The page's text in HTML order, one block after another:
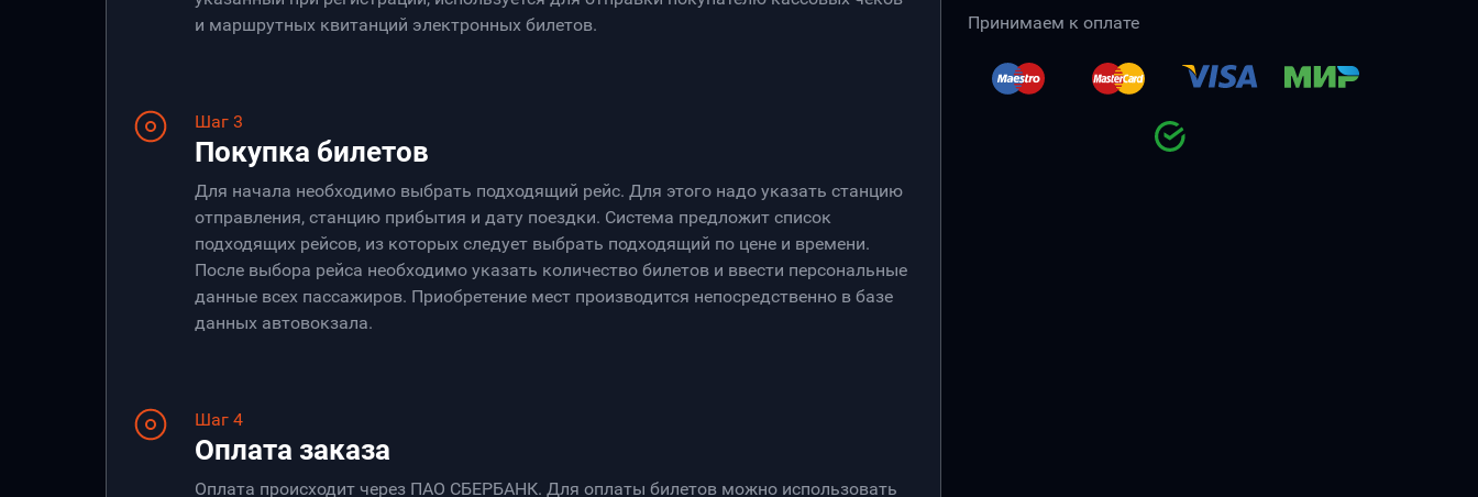
и маршрутных квитанций электронных билетов.
Шаг 3
Покупка билетов
Для начала необходимо выбрать подходящий рейс. Для этого надо указать станцию
отправления, станцию прибытия и дату поездки. Система предложит список
подходящих рейсов, из которых следует выбрать подходящий по цене и времени.
После выбора рейса необходимо указать количество билетов и ввести персональные
данные всех пассажиров. Приобретение мест производится непосредственно в базе
данных автовокзала.
Шаг 4
Оплата заказа
Оплата происходит через ПАО СБЕРБАНК. Для оплаты билетов можно использовать
Принимаем к оплате